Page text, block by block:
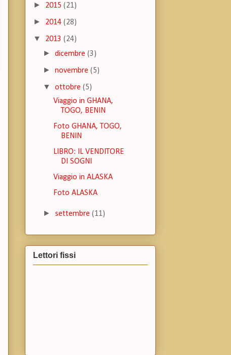
► 2015 (21)
► 2014 (28)
▼ 2013 (24)
►dicembre(3)
►novembre(5)
▼ottobre(5)
Viaggio in GHANA,
TOGO, BENIN
Foto GHANA, TOGO,
BENIN
LIBRO: IL VENDITORE
DI SOGNI
Viaggio in ALASKA
Foto ALASKA
► settembre(11)
Lettori fissi